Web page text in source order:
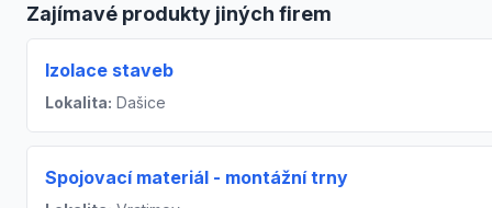
Zajímavé produkty jiných firem
Izolace staveb
Lokalita: Dašice
Spojovací materiál - montážní trny